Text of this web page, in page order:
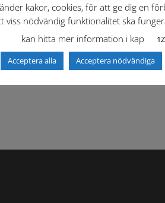
Dokumentbibliotek
kakor, cookies, för att ge dig en
viss nödvändig funktionalitet ska
kan hitta mer information i kap
Acceptera alla Acceptera nödvändiga